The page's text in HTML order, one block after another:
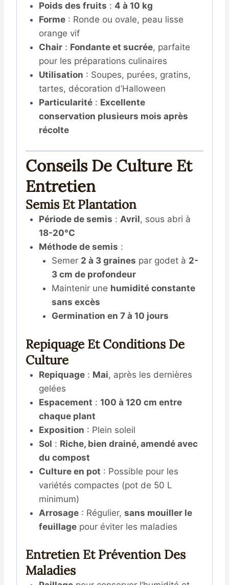
Poids des fruits : 4 à 10 kg
Forme: Ronde ou ovale, peau lisse
orange vif
Chair: Fondante et sucrée, parfaite
pour les préparations culinaires
Utilisation : Soupes, purées, gratins,
tartes, décoration d’Halloween
Particularité: Excellente
conservation plusieurs mois après
récolte
Conseils De Culture Et
Entretien
Semis Et Plantation
Période de semis : Avril, sous abri à
18-20°C
Méthode de semis :
Semer 2 à 3 graines par godet à 2-
3 cm de profondeur
Maintenir une humidité constante
sans excès
Germination en 7 à 10 jours
Repiquage Et Conditions De
Culture
Repiquage: Mai, après les dernières
gelées
Espacement : 100 à 120 cm entre
chaque plant
Exposition : Plein soleil
Sol : Riche, bien drainé, amendé avec
du compost
Culture en pot : Possible pour les
variétés compactes (pot de 50 L
minimum)
Arrosage: Régulier, sans mouiller le
feuillagepour éviter les maladies
Entretien Et Prévention Des
Maladies